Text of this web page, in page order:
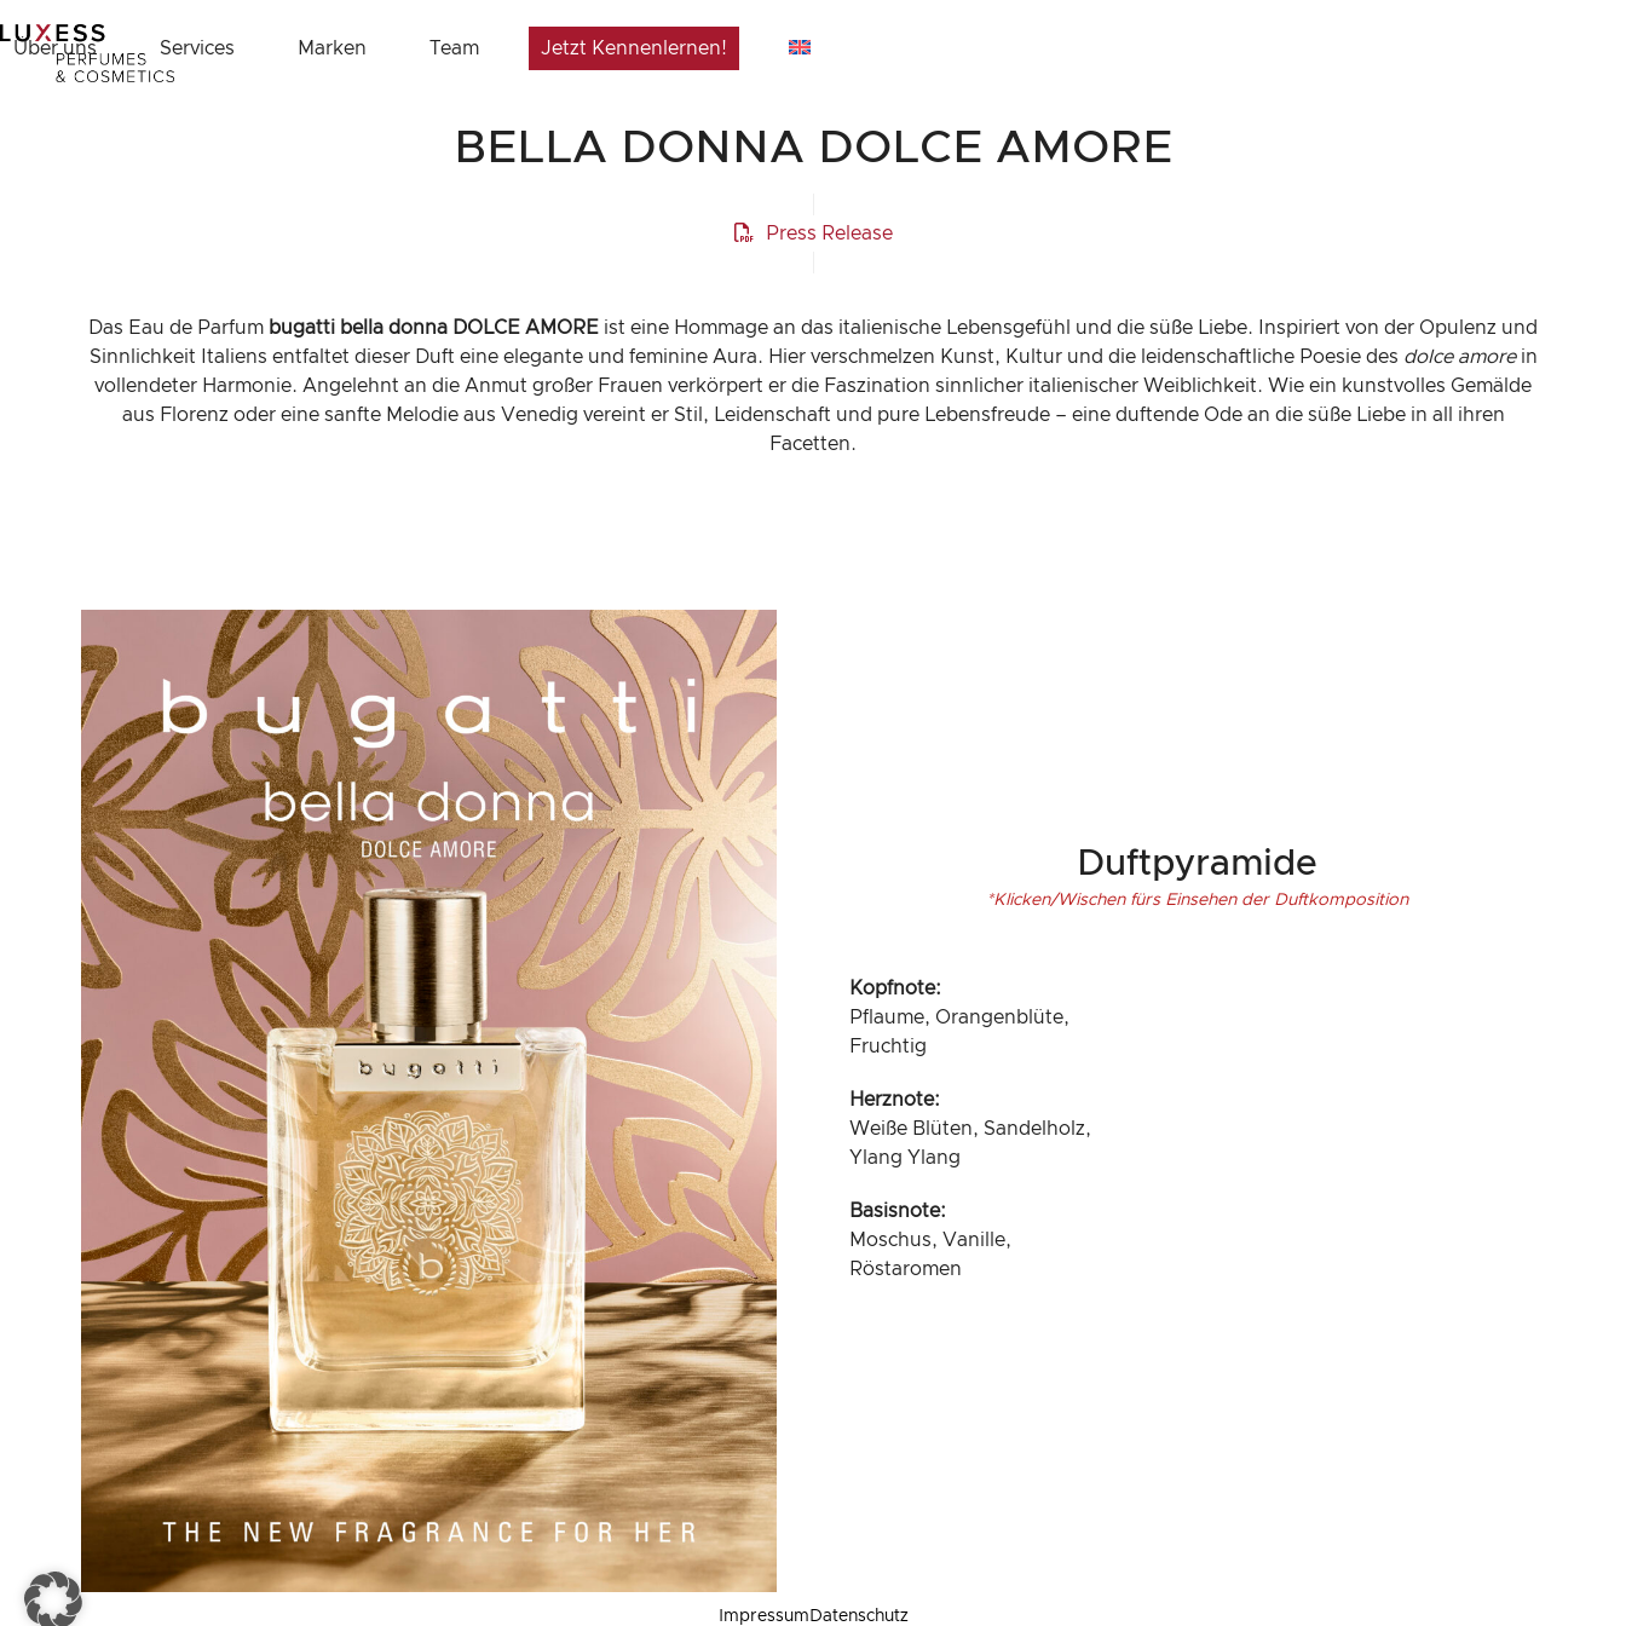
to
content
Über uns Services Marken Team Jetzt Kennenlernen!
BELLA DONNA DOLCE AMORE
Press Release
Das Eau de Parfum bugatti bella donna DOLCE AMORE ist eine Hommage an das italienische Lebensgefühl und die süße Liebe. Inspiriert von der Opulenz und
Sinnlichkeit Italiens entfaltet dieser Duft eine elegante und feminine Aura. Hier verschmelzen Kunst, Kultur und die leidenschaftliche Poesie des dolce amorein
vollendeter Harmonie. Angelehnt an die Anmut großer Frauen verkörpert er die Faszination sinnlicher italienischer Weiblichkeit. Wie ein kunstvolles Gemälde
aus Florenz oder eine sanfte Melodie aus Venedig vereint er Stil, Leidenschaft und pure Lebensfreude – eine duftende Ode an die süße Liebe in all ihren
Facetten.
Duftpyramide
*Klicken/Wischen fürs Einsehen der Duftkomposition
Kopfnote:
Pflaume, Orangenblüte,
Fruchtig
Herznote:
Weiße Blüten, Sandelholz,
Ylang Ylang
Basisnote:
Moschus, Vanille,
Röstaromen
Impressum Datenschutz